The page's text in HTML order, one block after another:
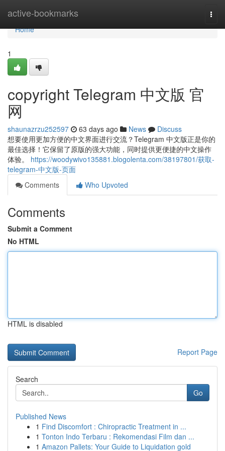
active-bookmarks
Home
Home
1
copyright Telegram 中文版 官
网
shaunazrzu252597 63 days ago News
Discuss
想要使用更加方便的中文界面进行交流？Telegram 中文版正是你的
最佳选择！它保留了原版的强大功能，同时提供更便捷的中文操作
体验。 https://woodywivo135881.blogolenta.com/38197801/获取-
telegram-中文版-页面
Comments
Who Upvoted
Comments
Submit a Comment
No HTML
HTML is disabled
Report Page
Search
Go
Published News
1 Find Discomfort : Chiropractic Treatment in ...
1 Tonton Indo Terbaru : Rekomendasi Film dan ...
1 Amazon Pallets: Your Guide to Liquidation gold